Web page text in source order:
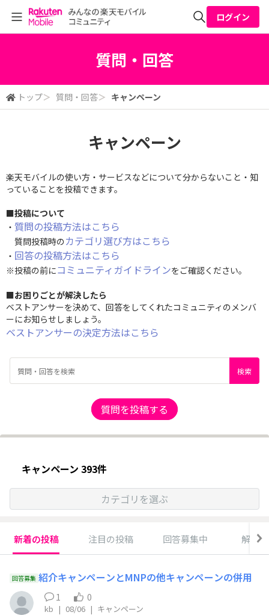
ログイン
質問・回答
トップ＞ 質問・回答＞ キャンペーン
キャンペーン
楽天モバイルの使い方・サービスなどについて分からないこと・知
っていることを投稿できます。
■投稿について
・ 質問の投稿方法はこちら
質問投稿時のカテゴリ選び方はこちら
・ 回答の投稿方法はこちら
※投稿の前にコミュニティガイドラインをご確認ください。
■お困りごとが解決したら
ベストアンサーを決めて、回答をしてくれたコミュニティのメンバ
ーにお知らせしましょう。
ベストアンサーの決定方法はこちら
質問を投稿する
キャンペーン 393件
カテゴリを選ぶ
新着の投稿 注目の投稿 回答募集中 解決
回答募集 紹介キャンペーンとMNPの他キャンペーンの併用
1 0
kb | 08/06 | キャンペーン